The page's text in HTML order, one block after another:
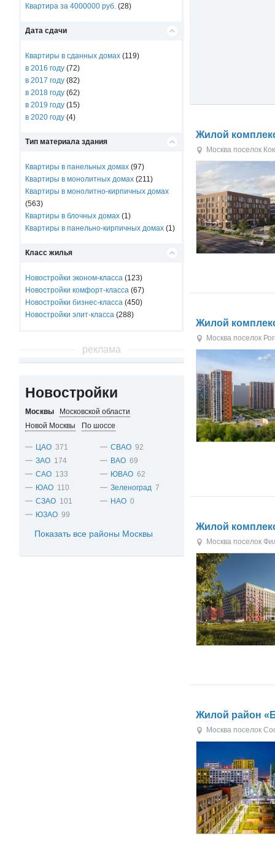
Квартира за 4000000 руб. (28)
Дата сдачи
Квартиры в сданных домах (119)
в 2016 году (72)
в 2017 году (82)
в 2018 году (62)
в 2019 году (15)
в 2020 году (4)
Тип материала здания
Квартиры в панельных домах (97)
Квартиры в монолитных домах (211)
Квартиры в монолитно-кирпичных домах
(563)
Квартиры в блочных домах (1)
Квартиры в панельно-кирпичных домах (1)
Класс жилья
Новостройки эконом-класса (123)
Новостройки комфорт-класса (67)
Новостройки бизнес-класса (450)
Новостройки элит-класса (288)
реклама
Новостройки
Москвы
Московской области
Новой Москвы
По шоссе
ЦАО 371
ЗАО 174
САО 133
ЮАО 110
СЗАО 101
ЮЗАО 99
СВАО 92
ВАО 69
ЮВАО 62
Зеленоград 7
НАО 0
Показать все районы Москвы
Жилой
Москва поселок
Жилой
Москва поселок
Жилой
Москва поселок
Жилой район
Москва поселок